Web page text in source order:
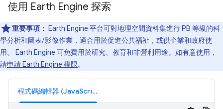
使用 Earth Engine 探索
重要事項：
Earth Engine 平台可對地理空間資料集進行 PB 等級的科
學分析和圖表/影像作業，適合用於促進公共福祉，或供企業和政府使
用。 Earth Engine 可免費用於研究、教育和非營利用途。如有意使用，
請申請 Earth Engine 權限。
程式碼編輯器 (JavaScript)